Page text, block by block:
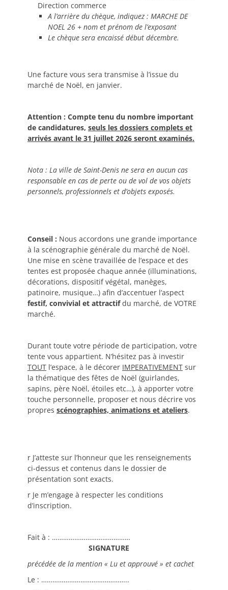
Direction commerce
A l’arrière du chèque, indiquez : MARCHE DE
NOEL 26 + nom et prénom de l’exposant
Le chèque sera encaissé début décembre.
Une facture vous sera transmise à l’issue du
marché de Noël, en janvier.
Attention : Compte tenu du nombre important
de candidatures, seuls les dossiers complets et
arrivés avant le 31 juillet 2026 seront examinés.
Nota : La ville de Saint-Denis ne sera en aucun cas
responsable en cas de perte ou de vol de vos objets
personnels, professionnels et d’objets exposés.
Conseil : Nous accordons une grande importance
à la scénographie générale du marché de Noël.
Une mise en scène travaillée de l’espace et des
tentes est proposée chaque année (illuminations,
décorations, dispositif végétal, manèges,
patinoire, musique…) afin d’accentuer l’aspect
festif, convivial et attractifdu marché, de VOTRE
marché.
Durant toute votre période de participation, votre
tente vous appartient. N’hésitez pas à investir
TOUT l’espace, à le décorer IMPERATIVEMENT sur
la thématique des fêtes de Noël (guirlandes,
sapins, père Noël, étoiles etc…), à apporter votre
touche personnelle, proposer et nous décrire vos
propres scénographies, animations et ateliers.
r J’atteste sur l’honneur que les renseignements
ci-dessus et contenus dans le dossier de
présentation sont exacts.
r Je m’engage à respecter les conditions
d’inscription.
Fait à : ……………………………………
SIGNATURE
précédée de la mention « Lu et approuvé » et cachet
Le : ………………………………………..